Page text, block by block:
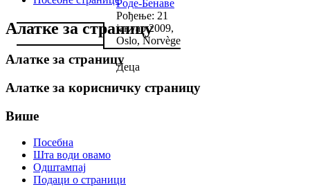
Роде-Бенаве
Рођење: 21
јануар 2009,
Oslo, Norvège
Деца
Алатке за страницу
Алатке за страницу
Алатке за корисничку страницу
Више
Посебна
Шта води овамо
Одштампај
Подаци о страници